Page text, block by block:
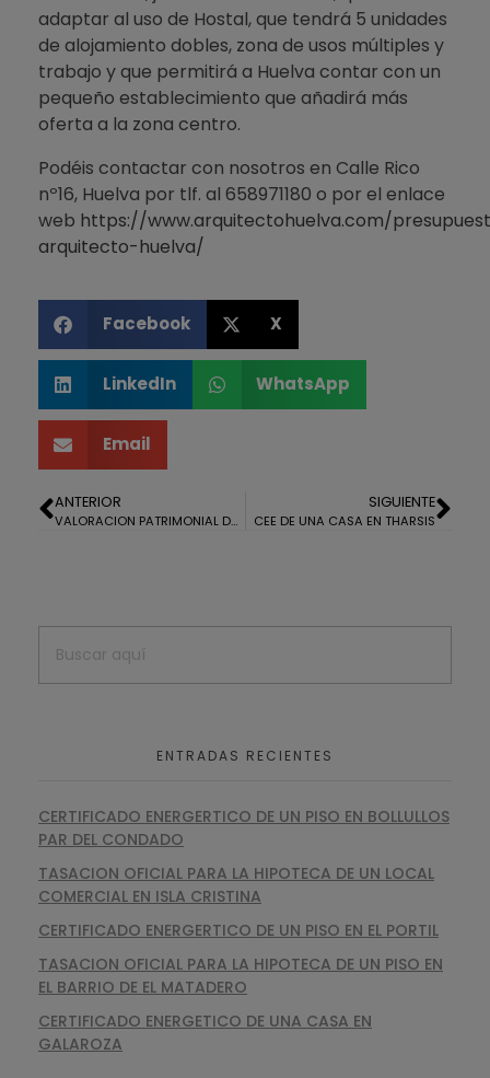
adaptar al uso de Hostal, que tendrá 5 unidades
de alojamiento dobles, zona de usos múltiples y
trabajo y que permitirá a Huelva contar con un
pequeño establecimiento que añadirá más
oferta a la zona centro.
Podéis contactar con nosotros en Calle Rico
nº16, Huelva por tlf. al 658971180 o por el enlace
web https://www.arquitectohuelva.com/
arquitecto-huelva/
Facebook X
LinkedIn WhatsApp
Email
ANTERIOR
VALORACION PATRIMONIAL DE DOS INMUEBLES EN NIEBLA
SIGUIENTE
CEE DE UNA CASA EN THARSIS
ENTRADAS RECIENTES
CERTIFICADO ENERGERTICO DE UN PISO EN BOLLULLOS
PAR DEL CONDADO
TASACION OFICIAL PARA LA HIPOTECA DE UN LOCAL
COMERCIAL EN ISLA CRISTINA
CERTIFICADO ENERGERTICO DE UN PISO EN EL PORTIL
TASACION OFICIAL PARA LA HIPOTECA DE UN PISO EN
EL BARRIO DE EL MATADERO
CERTIFICADO ENERGETICO DE UNA CASA EN
GALAROZA